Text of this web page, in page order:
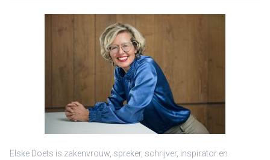
Elske Doets is zakenvrouw, spreker, schrijver, inspirator en